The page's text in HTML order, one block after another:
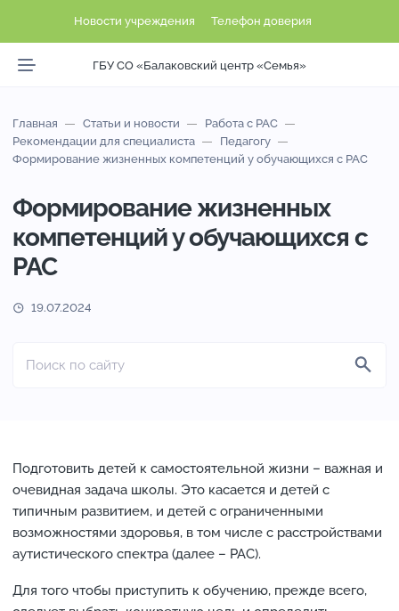
Новости учреждения Телефон доверия
ГБУ СО «Балаковский центр «Семья»
Главная Статьи и новости
Работа с РАС
Рекомендации для специалиста
Педагогу
Формирование жизненных компетенций у обучающихся с РАС
Формирование жизненных
компетенций у обучающихся с
РАС
19.07.2024
Подготовить детей к самостоятельной жизни – важная и
очевидная задача школы. Это касается и детей с
типичным развитием, и детей с ограниченными
возможностями здоровья, в том числе с расстройствами
аутистического спектра (далее – РАС).
Для того чтобы приступить к обучению, прежде всего,